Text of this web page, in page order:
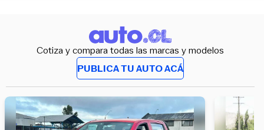
Cotiza y compara todas las marcas y modelos
PUBLICA TU AUTO ACÁ